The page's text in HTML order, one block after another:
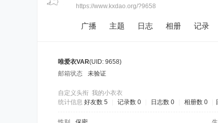
https://www.kxdao.org/?9658
广播 主题 日志 相册 记录
唯爱衣VAR(UID: 9658)
邮箱状态
未验证
自定义头衔 我的小衣衣
统计信息 好友数 5 记录数 0 日志数 0 相册数 0